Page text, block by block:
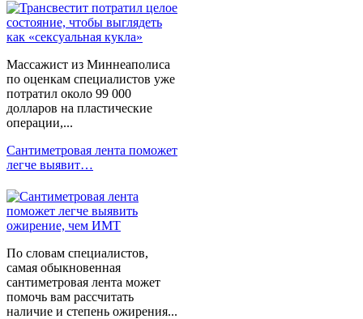
Массажист из Миннеаполиса
по оценкам специалистов уже
потратил около 99 000
долларов на пластические
операции,...
Сантиметровая лента поможет
легче выявит…
По словам специалистов,
самая обыкновенная
сантиметровая лента может
помочь вам рассчитать
наличие и степень ожирения...